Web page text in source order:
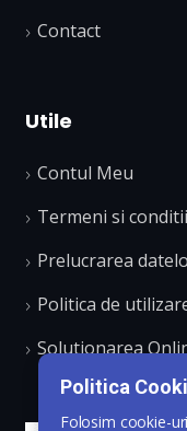
Contact
Utile
Contul Meu
Termeni si conditii
Prelucrarea
Politica de
Solutionarea
Politica
Folosim cookie-